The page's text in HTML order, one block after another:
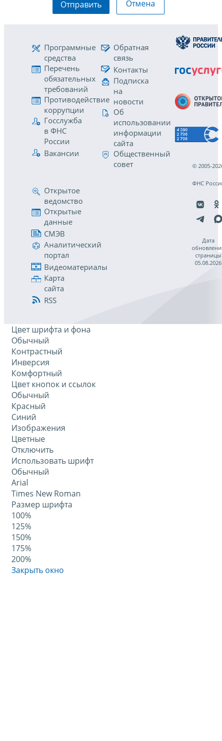
Отправить Отмена
Программные
средства
Перечень
обязательных
требований
Противодействие
коррупции
Госслужба
в ФНС
России
Вакансии
Обратная
связь
Контакты
Подписка
на
новости
Об
использовании
информации
сайта
Общественный
совет
Открытое
ведомство
Открытые
данные
СМЭВ
Аналитический
портал
Видеоматериалы
Карта
сайта
RSS
© 2005-
ФНС
Дата
страницы
05.08.2026
Цвет шрифта и фона
Обычный
Контрастный
Инверсия
Комфортный
Цвет кнопок и ссылок
Обычный
Красный
Синий
Изображения
Цветные
Отключить
Использовать шрифт
Обычный
Arial
Times New Roman
Размер шрифта
100%
125%
150%
175%
200%
Закрыть окно